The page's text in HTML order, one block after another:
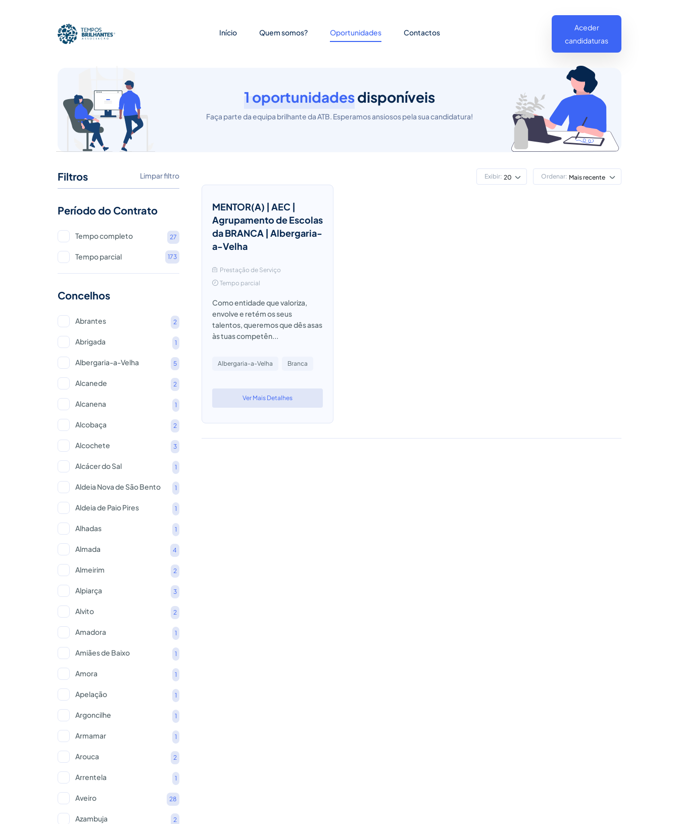
Início Quem somos? Oportunidades Contactos
Aceder
candidaturas
1 oportunidadesdisponíveis
Faça parte da equipa brilhante da ATB. Esperamos ansiosos pela sua candidatura!
Exibir: 20 Ordenar: Mais recente
MENTOR(A) | AEC |
Agrupamento de Escolas
da BRANCA | Albergaria-
a-Velha
Prestação de Serviço
Tempo parcial
Como entidade que valoriza,
envolve e retém os seus
talentos, queremos que dês asas
às tuas competên...
Albergaria-a-Velha Branca
Ver Mais Detalhes
Filtros Limpar filtro
Período do Contrato
Tempo completo 27
Tempo parcial 173
Concelhos
Abrantes 2
Abrigada 1
Albergaria-a-Velha 5
Alcanede 2
Alcanena 1
Alcobaça 2
Alcochete 3
Alcácer do Sal 1
Aldeia Nova de São Bento 1
Aldeia de Paio Pires 1
Alhadas 1
Almada 4
Almeirim 2
Alpiarça 3
Alvito 2
Amadora 1
Amiães de Baixo 1
Amora 1
Apelação 1
Argoncilhe 1
Armamar 1
Arouca 2
Arrentela 1
Aveiro 28
Azambuja 2